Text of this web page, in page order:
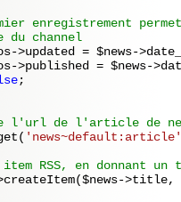
enregistrement
channel
>updated = $news-
>published = $news-
;
l'url de l'article de
'news~default:article'
RSS, en donnant
$news->title,